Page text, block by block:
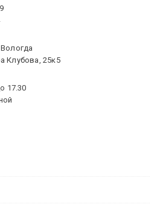
Клубова, 25к5
17.30